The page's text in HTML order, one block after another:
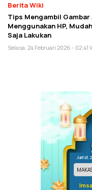
Berita Wiki
Tips Mengambil Gambar
Menggunakan HP,
Saja Lakukan
Selasa, 24 Februari 2026 - 02:41
Jum'at,